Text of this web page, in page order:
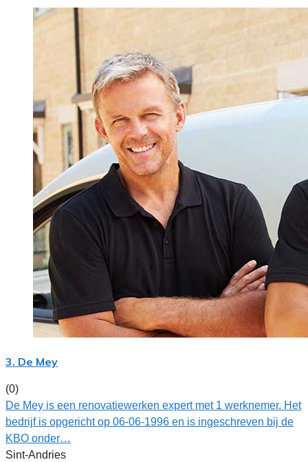
3. De Mey
(0)
De Mey is een renovatiewerken expert met 1 werknemer. Het
bedrijf is opgericht op 06-06-1996 en is ingeschreven bij de
KBO onder…
Sint-Andries